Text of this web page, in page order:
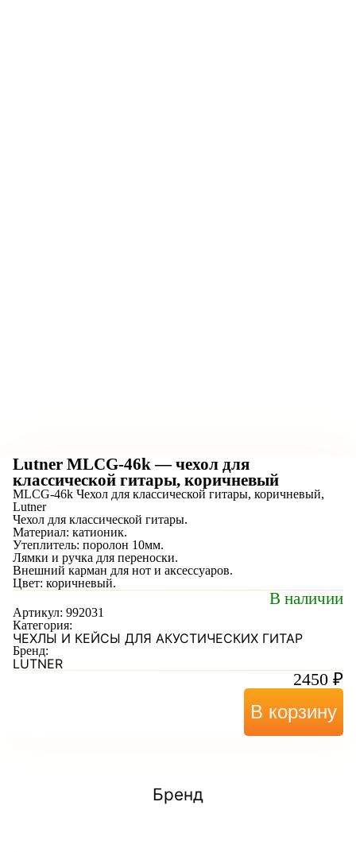
Lutner MLCG-46k — чехол для
классической гитары, коричневый
2450 ₽
MLCG-46k Чехол для классической гитары, коричневый,
Lutner
Чехол для классической гитары.
Материал: катионик.
Утеплитель: поролон 10мм.
Лямки и ручка для переноски.
Внешний карман для нот и аксессуаров.
Цвет: коричневый.
В наличии
В корзину
Артикул: 992031
Категория:
ЧЕХЛЫ И КЕЙСЫ ДЛЯ АКУСТИЧЕСКИХ ГИТАР
Бренд:
LUTNER
Бренд